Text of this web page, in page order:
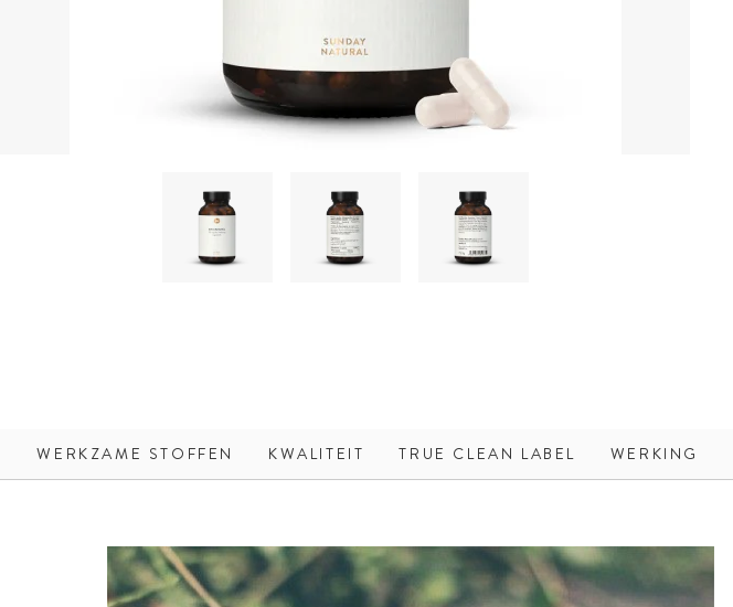
WERKZAME STOFFEN KWALITEIT TRUE CLEAN LABEL WERKING